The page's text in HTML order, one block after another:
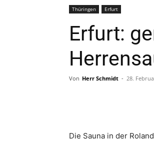
Thüringen Erfurt
Erfurt:
Von Herr Schmidt - 28.
Die Sauna in der